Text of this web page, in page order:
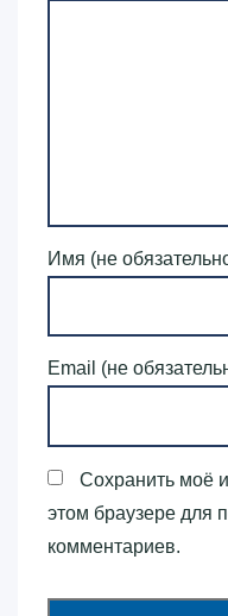
Имя (не
Email (не
Сохранить моё
этом браузере для
комментариев.